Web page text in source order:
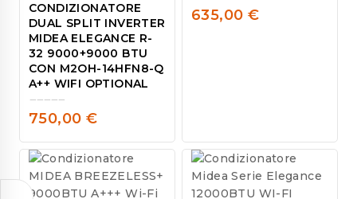
CONDIZIONATORE
DUAL SPLIT INVERTER
MIDEA ELEGANCE R-
32 9000+9000 BTU
CON M2OH-14HFN8-Q
A++ WIFI OPTIONAL
0
out
of
5
750,00 €
0
635,00 €